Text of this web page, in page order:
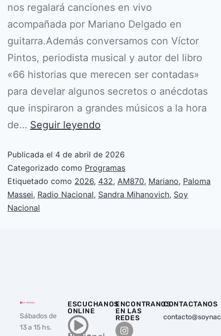
nos regalará canciones en vivo
acompañada por Mariano Delgado en
guitarra.Además conversamos con Víctor
Pintos, periodista musical y autor del libro
«66 historias que merecen ser contadas»
para develar algunos secretos o anécdotas
que inspiraron a grandes músicos a la hora
de… Seguir leyendo
Publicada el 4 de abril de 2026
Categorizado como Programas
Etiquetado como 2026, 432, AM870, Mariano, Paloma
Massei, Radio Nacional, Sandra Mihanovich, Soy
Nacional
Sábados de
13 a 15 hs.
ESCUCHANOS
ONLINE
ENCONTRANOS
EN LAS
REDES
CONTACTANOS